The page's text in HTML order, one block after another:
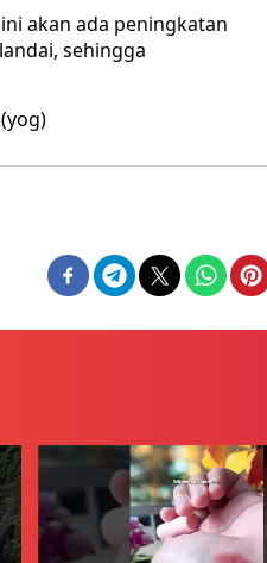
akan ada peningkatan
sehingga